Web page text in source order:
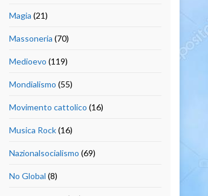
Magia (21)
Massoneria (70)
Medioevo (119)
Mondialismo (55)
Movimento cattolico (16)
Musica Rock(16)
Nazionalsocialismo (69)
No Global (8)